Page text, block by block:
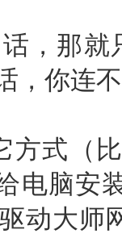
那就
，你连
式（比
电脑安
动大师